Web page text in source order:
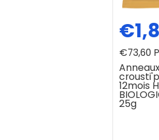
12mois
25g
€73,60